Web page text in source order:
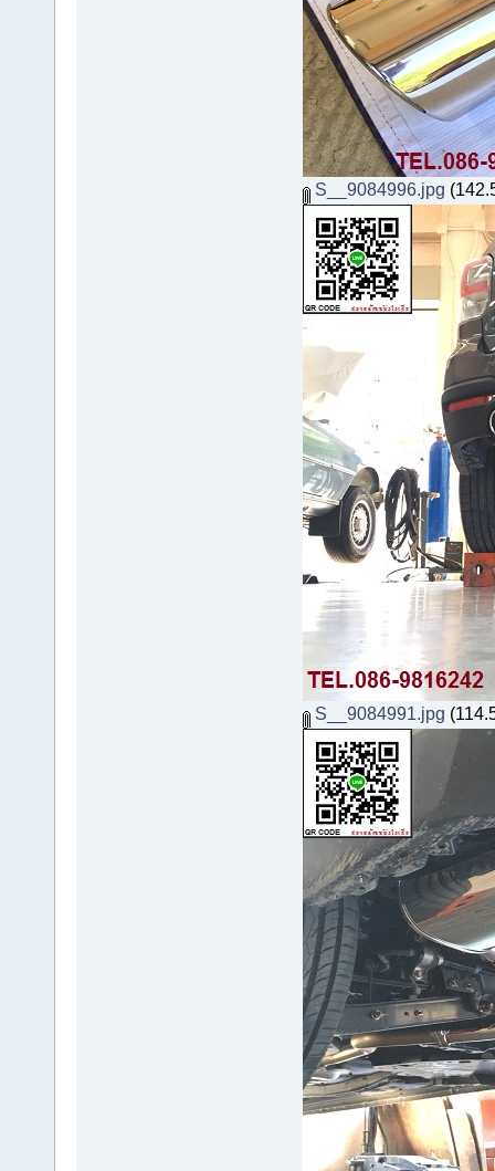
S__9084996.jpg
S__9084991.jpg